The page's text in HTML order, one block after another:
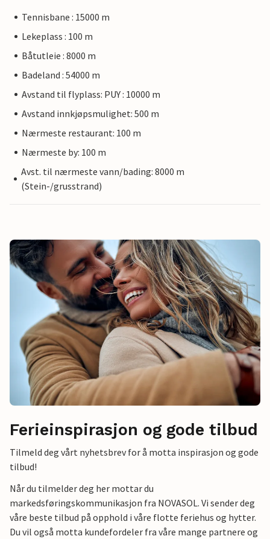
Tennisbane : 15000 m
Lekeplass : 100 m
Båtutleie : 8000 m
Badeland : 54000 m
Avstand til flyplass: PUY : 10000 m
Avstand innkjøpsmulighet: 500 m
Nærmeste restaurant: 100 m
Nærmeste by: 100 m
Avst. til nærmeste vann/bading: 8000 m
(Stein-/grusstrand)
Ferieinspirasjon og gode tilbud
Tilmeld deg vårt nyhetsbrev for å motta inspirasjon og gode
tilbud!
Når du tilmelder deg her mottar du
markedsføringskommunikasjon fra NOVASOL. Vi sender deg
våre beste tilbud på opphold i våre flotte feriehus og hytter.
Du vil også motta kundefordeler fra våre mange partnere og